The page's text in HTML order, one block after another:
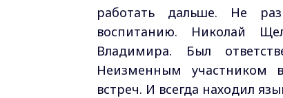
работать дальше. Не
воспитанию. Николай
Владимира. Был
Неизменным участником
встреч. И всегда находил